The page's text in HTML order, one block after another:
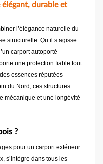
durable et
l’élégance naturelle du
structurelle. Qu’il s’agisse
carport autoporté
une protection fiable tout
essences réputées
du Nord, ces structures
mécanique et une longévité
?
pour un carport extérieur.
s’intègre dans tous les